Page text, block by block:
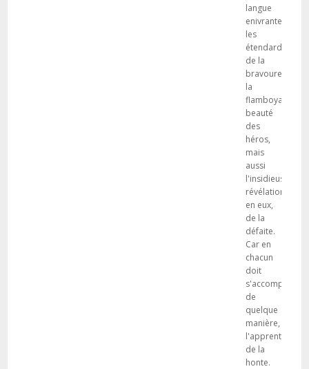
langue
enivrante
les
étendards
de la
bravoure,
la
flamboyante
beauté
des
héros,
mais
aussi
l'insidieuse
révélation,
en eux,
de la
défaite.
Car en
chacun
doit
s'accomplir,
de
quelque
manière,
l'apprentissage
de la
honte.